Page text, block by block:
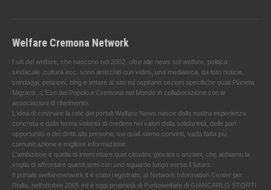
Welfare Cremona Network
I siti del welfare, che nascono nel 2002, oltre alle news sul welfare, politica ,
sindacale ,cultura ecc. sono arricchiti con video, una mediateca, da foto notizie,
sondaggi, petizioni, blog e lettere al sito ed ospitano sezioni specifiche quali Pianeta
Migranti , L'Eco del Popolo e Cremona nel Mondo in collaborazione con le
associazioni di riferimento.
L'idea di costruire la rete dei portali Welfare News nasce dalla nostra esperienza
concreta e dalla ferma volontà di credere nei valori della solidarietà, delle pari
opportunità e dei diritti alla persona, sui quali siamo convinti, vada fatta più
comunicazione e migliore informazione.
L'ambizione è quella di intercettare quei cittadini, giovani o anziani, che abbiamo la
voglia di affrontare questi temi con uno sguardo lungo verso il futuro.
Il portale welfarenetwork.it è stato registrato, al Network Information Center per
l'Italia, nell’ottobre 2005 ed è oggi proprietà di Puntowelfare di GIANCARLO STORTI